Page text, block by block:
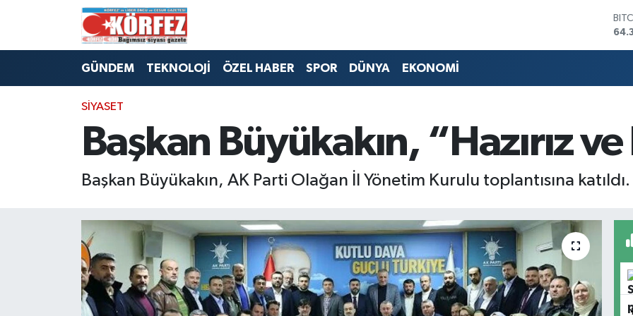
GÜNDEM TEKNOLOJİ ÖZEL HABER SPOR DÜNYA EKONOMİ
SİYASET
Başkan Büyükakın, “Hazırız ve
Başkan Büyükakın, AK Parti Olağan İl Yönetim Kurulu toplantısına
Hava Durumu
Trafik Durumu
Süper Lig Puan Durumu ve Fikstür
Haber Arşivi